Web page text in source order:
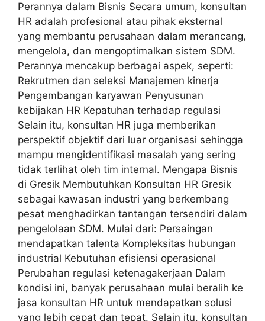
Perannya dalam Bisnis Secara umum, konsultan
HR adalah profesional atau pihak eksternal
yang membantu perusahaan dalam merancang,
mengelola, dan mengoptimalkan sistem SDM.
Perannya mencakup berbagai aspek, seperti:
Rekrutmen dan seleksi Manajemen kinerja
Pengembangan karyawan Penyusunan
kebijakan HR Kepatuhan terhadap regulasi
Selain itu, konsultan HR juga memberikan
perspektif objektif dari luar organisasi sehingga
mampu mengidentifikasi masalah yang sering
tidak terlihat oleh tim internal. Mengapa Bisnis
di Gresik Membutuhkan Konsultan HR Gresik
sebagai kawasan industri yang berkembang
pesat menghadirkan tantangan tersendiri dalam
pengelolaan SDM. Mulai dari: Persaingan
mendapatkan talenta Kompleksitas hubungan
industrial Kebutuhan efisiensi operasional
Perubahan regulasi ketenagakerjaan Dalam
kondisi ini, banyak perusahaan mulai beralih ke
jasa konsultan HR untuk mendapatkan solusi
yang lebih cepat dan tepat. Selain itu, konsultan